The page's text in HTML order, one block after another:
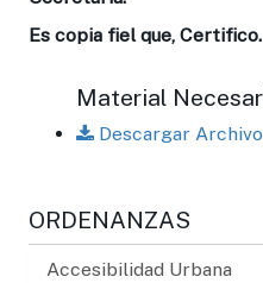
Es copia fiel que, Certifico.
Material
Descargar Archivo
ORDENANZAS
Accesibilidad Urbana